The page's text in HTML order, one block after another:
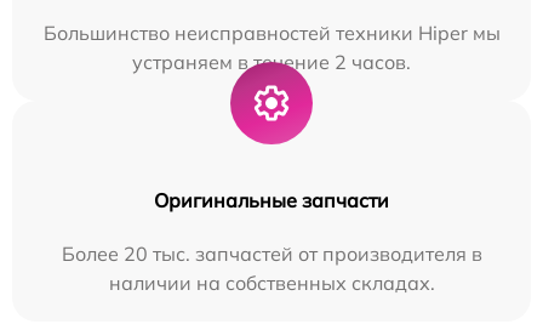
Большинство неисправностей техники Hiper мы
устраняем в течение 2 часов.
Оригинальные запчасти
Более 20 тыс. запчастей от производителя в
наличии на собственных складах.